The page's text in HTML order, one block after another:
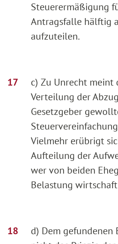
Steuerermäßigung
Antragsfalle hälftig
aufzuteilen.
c) Zu Unrecht meint
Verteilung der
Gesetzgeber
Vielmehr erübrigt
Aufteilung der
wer von beiden
Belastung
d) Dem gefundenen